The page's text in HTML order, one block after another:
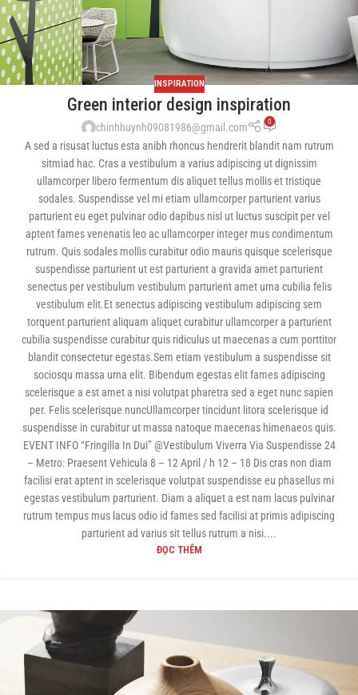
INSPIRATION
Green interior design inspiration
chinhhuynh09081986@gmail.com 0
A sed a risusat luctus esta anibh rhoncus hendrerit blandit nam rutrum
sitmiad hac. Cras a vestibulum a varius adipiscing ut dignissim
ullamcorper libero fermentum dis aliquet tellus mollis et tristique
sodales. Suspendisse vel mi etiam ullamcorper parturient varius
parturient eu eget pulvinar odio dapibus nisl ut luctus suscipit per vel
aptent fames venenatis leo ac ullamcorper integer mus condimentum
rutrum. Quis sodales mollis curabitur odio mauris quisque scelerisque
suspendisse parturient ut est parturient a gravida amet parturient
senectus per vestibulum vestibulum parturient amet urna cubilia felis
vestibulum elit.Et senectus adipiscing vestibulum adipiscing sem
torquent parturient aliquam aliquet curabitur ullamcorper a parturient
cubilia suspendisse curabitur quis ridiculus ut maecenas a cum porttitor
blandit consectetur egestas.Sem etiam vestibulum a suspendisse sit
sociosqu massa urna elit. Bibendum egestas elit fames adipiscing
scelerisque a est amet a nisi volutpat pharetra sed a eget nunc sapien
per. Felis scelerisque nuncUllamcorper tincidunt litora scelerisque id
suspendisse in curabitur ut massa natoque maecenas himenaeos quis.
EVENT INFO “Fringilla In Dui” @Vestibulum Viverra Via Suspendisse 24
– Metro: Praesent Vehicula 8 – 12 April / h 12 – 18 Dis cras non diam
facilisi erat aptent in scelerisque volutpat suspendisse eu phasellus mi
egestas vestibulum parturient. Diam a aliquet a est nam lacus pulvinar
rutrum tempus mus lacus odio id fames sed facilisi at primis adipiscing
parturient ad varius sit tellus rutrum a nisi....
ĐỌC THÊM